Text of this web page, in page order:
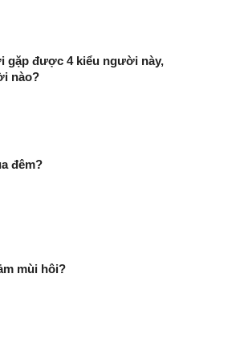
gặp được 4 kiểu người này,
nào?
đêm?
mùi hôi?